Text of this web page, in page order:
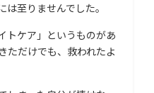
至りませんでした。
トケア」というものがあ
ただけでも、救われたよ